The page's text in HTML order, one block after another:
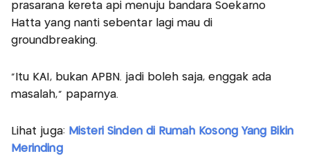
prasarana kereta api menuju bandara Soekarno
Hatta yang nanti sebentar lagi mau di
groundbreaking.
"Itu KAI, bukan APBN. jadi boleh saja, enggak ada
masalah," paparnya.
Lihat juga: Misteri Sinden di Rumah Kosong Yang Bikin
Merinding